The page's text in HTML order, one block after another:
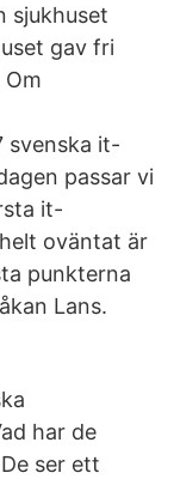
sjukhuset
gav fri
svenska it-
passar vi
it-
oväntat är
punkterna
Lans.
har de
ser ett